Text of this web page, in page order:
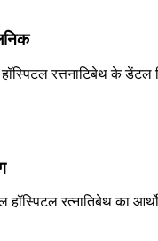
रत्तनाटिबेथ के डेंटल
रत्नातिबेथ का